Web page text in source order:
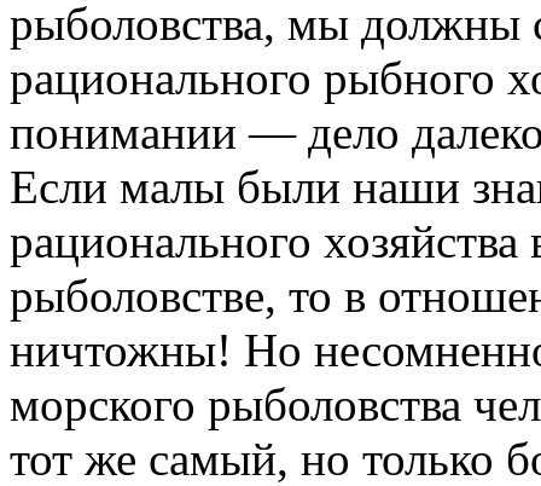
рыболовства, мы должны
рационального рыбного
понимании — дело
Если малы были наши
рационального
рыболовстве, то в
ничтожны! Но
морского рыболовства
тот же самый, но только